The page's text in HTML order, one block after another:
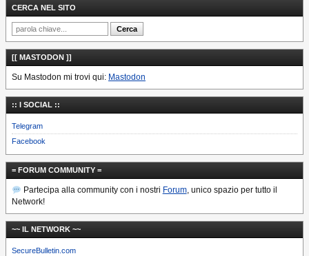
CERCA NEL SITO
[[ MASTODON ]]
Su Mastodon mi trovi qui: Mastodon
:: I SOCIAL ::
Telegram
Facebook
= FORUM COMMUNITY =
Partecipa alla community con i nostri Forum, unico spazio per tutto il
Network!
~~ IL NETWORK ~~
SecureBulletin.com